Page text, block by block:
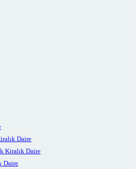
Daire
Kiralık Daire
Daire